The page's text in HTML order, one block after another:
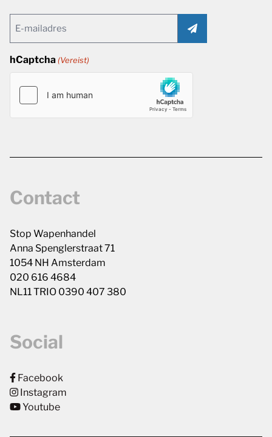
(Vereist)
hCaptcha (Vereist)
Contact
Stop Wapenhandel
Anna Spenglerstraat 71
1054 NH Amsterdam
020 616 4684
NL11 TRIO 0390 407 380
Social
Facebook
Instagram
Youtube